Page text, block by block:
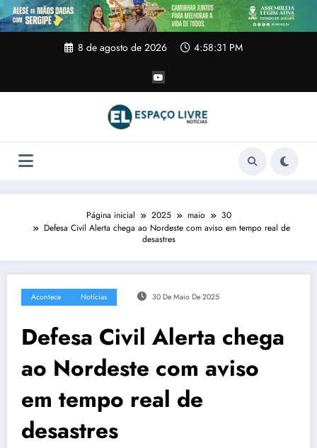
Pular
para
o
8 de agosto de 2026 4:58:31 PM
Página inicial 2025 maio
30
Defesa Civil Alerta chega ao Nordeste com aviso em tempo real de
desastres
Acontece Notícias 30 De Maio De 2025
Defesa Civil Alerta chega
ao Nordeste com aviso
em tempo real de
desastres